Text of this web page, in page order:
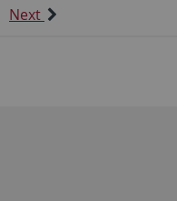
Next